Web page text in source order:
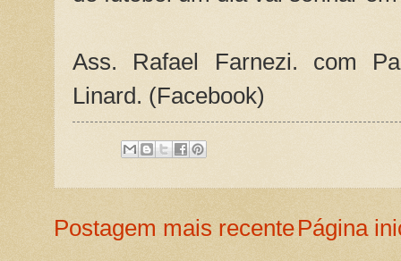
Ass. Rafael Farnezi. com
Linard. (Facebook)
Postagem mais recentePágina